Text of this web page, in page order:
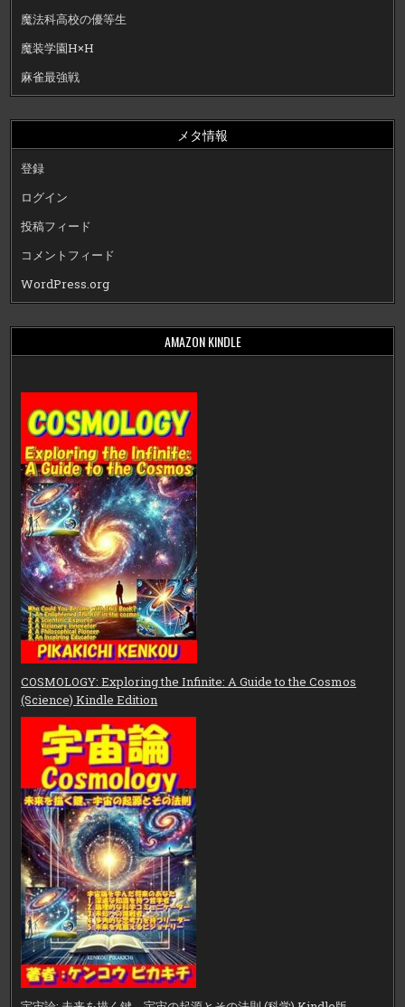
魔法科高校の優等生
魔装学園H×H
麻雀最強戦
メタ情報
登録
ログイン
投稿フィード
コメントフィード
WordPress.org
AMAZON KINDLE
COSMOLOGY: Exploring the Infinite: A Guide to the Cosmos
(Science) Kindle Edition